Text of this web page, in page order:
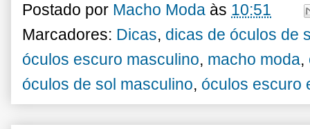
Postado por Macho Moda às 10:51
Marcadores: Dicas, dicas de óculos de
óculos escuro masculino, macho moda,
óculos de sol masculino, óculos escuro